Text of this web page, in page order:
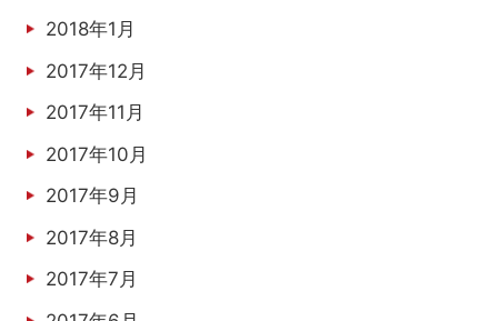
2018年1月
2017年12月
2017年11月
2017年10月
2017年9月
2017年8月
2017年7月